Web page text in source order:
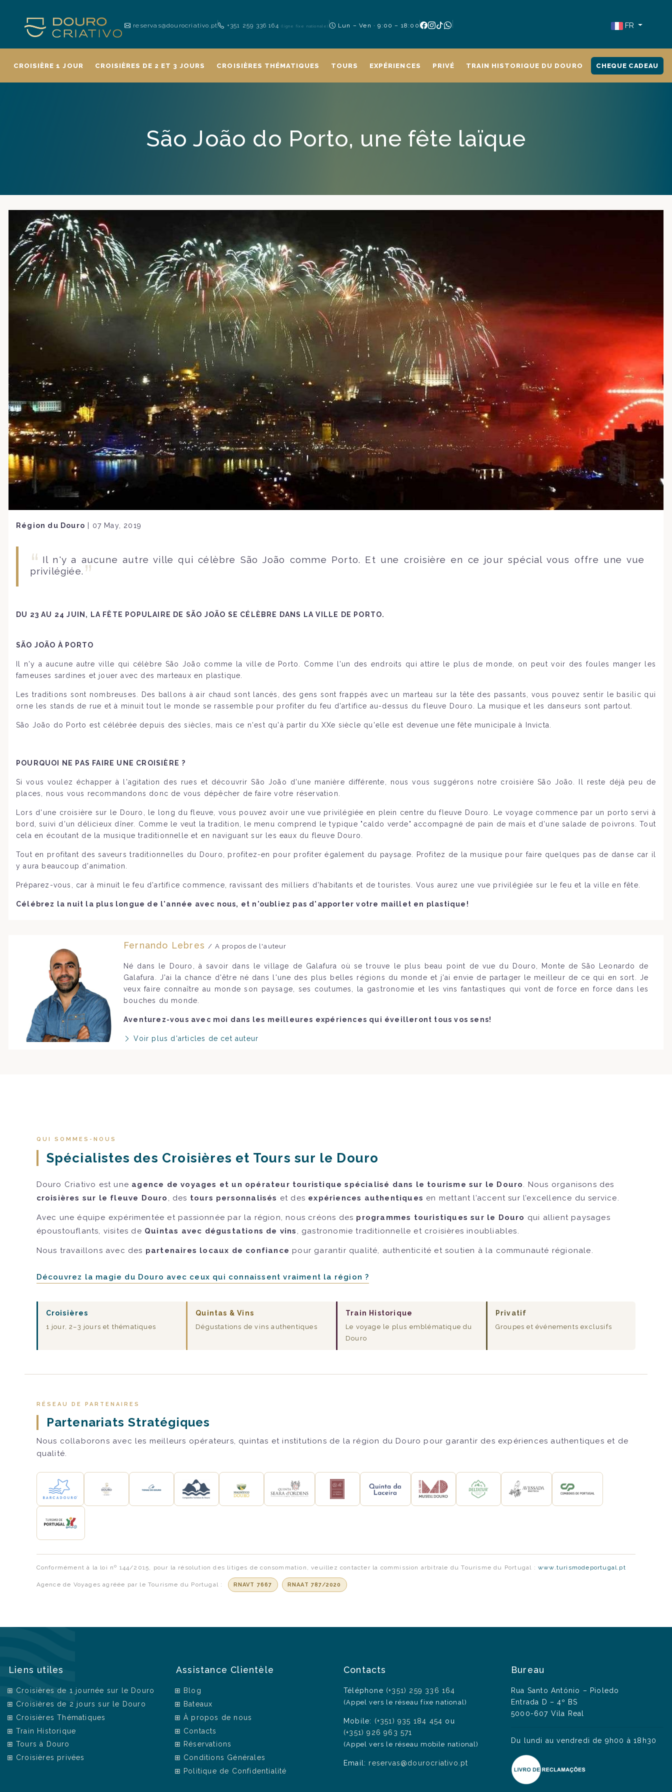
reservas@dourocriativo.pt +351 259 336 164(ligne fixe nationale) Lun – Ven · 9:00 – 18:00 FR
CROISIÈRE 1 JOUR CROISIÈRES DE 2 ET 3 JOURS CROISIÈRES THÉMATIQUES TOURS EXPÉRIENCES PRIVÉ TRAIN HISTORIQUE DU DOURO CHEQUE CADEAU
São João do Porto, une fête laïque
Région du Douro 07 May, 2019
Il n'y a aucune autre ville qui célèbre São João comme Porto. Et une croisière en ce jour spécial vous offre une vue
privilégiée.
DU 23 AU 24 JUIN, LA FÊTE POPULAIRE DE SÃO JOÃO SE CÉLÈBRE DANS LA VILLE DE PORTO.
SÃO JOÃO À PORTO
Il n'y a aucune autre ville qui célèbre São João comme la ville de Porto. Comme l'un des endroits qui attire le plus de monde, on peut voir des foules manger les
fameuses sardines et jouer avec des marteaux en plastique.
Les traditions sont nombreuses. Des ballons à air chaud sont lancés, des gens sont frappés avec un marteau sur la tête des passants, vous pouvez sentir le basilic qui
orne les stands de rue et à minuit tout le monde se rassemble pour profiter du feu d'artifice au-dessus du fleuve Douro. La musique et les danseurs sont partout.
São João do Porto est célébrée depuis des siècles, mais ce n'est qu'à partir du XXe siècle qu'elle est devenue une fête municipale à Invicta.
POURQUOI NE PAS FAIRE UNE CROISIÈRE ?
Si vous voulez échapper à l'agitation des rues et découvrir São João d'une manière différente, nous vous suggérons notre croisière São João. Il reste déjà peu de
places, nous vous recommandons donc de vous dépêcher de faire votre réservation.
Lors d'une croisière sur le Douro, le long du fleuve, vous pouvez avoir une vue privilégiée en plein centre du fleuve Douro. Le voyage commence par un porto servi à
bord, suivi d'un délicieux dîner. Comme le veut la tradition, le menu comprend le typique "caldo verde" accompagné de pain de maïs et d'une salade de poivrons. Tout
cela en écoutant de la musique traditionnelle et en naviguant sur les eaux du fleuve Douro.
Tout en profitant des saveurs traditionnelles du Douro, profitez-en pour profiter également du paysage. Profitez de la musique pour faire quelques pas de danse car il
y aura beaucoup d'animation.
Préparez-vous, car à minuit le feu d'artifice commence, ravissant des milliers d'habitants et de touristes. Vous aurez une vue privilégiée sur le feu et la ville en fête.
Célébrez la nuit la plus longue de l'année avec nous, et n'oubliez pas d'apporter votre maillet en plastique!
Fernando Lebres / A propos de l'auteur
Né dans le Douro, à savoir dans le village de Galafura où se trouve le plus beau point de vue du Douro, Monte de São Leonardo de
Galafura. J'ai la chance d'être né dans l'une des plus belles régions du monde et j'ai envie de partager le meilleur de ce qui en sort. Je
veux faire connaître au monde son paysage, ses coutumes, la gastronomie et les vins fantastiques qui vont de force en force dans les
bouches du monde.
Aventurez-vous avec moi dans les meilleures expériences qui éveilleront tous vos sens!
Voir plus d'articles de cet auteur
QUI SOMMES-NOUS
Spécialistes des Croisières et Tours sur le Douro
Douro Criativo est une agence de voyages et un opérateur touristique spécialisé dans le tourisme sur le Douro. Nous organisons des
croisières sur le fleuve Douro , des tours personnalisés et des expériences authentiques en mettant l’accent sur l’excellence du service.
Avec une équipe expérimentée et passionnée par la région, nous créons des programmes touristiques sur le Douro qui allient paysages
époustouflants, visites de Quintas avec dégustations de vins , gastronomie traditionnelle et croisières inoubliables.
Nous travaillons avec des partenaires locaux de confiance pour garantir qualité, authenticité et soutien à la communauté régionale.
Découvrez la magie du Douro avec ceux qui connaissent vraiment la région ?
Croisières
1 jour, 2–3 jours et thématiques
Quintas & Vins
Dégustations de vins authentiques
Train Historique
Le voyage le plus emblématique du
Douro
Privatif
Groupes et événements exclusifs
RÉSEAU DE PARTENAIRES
Partenariats Stratégiques
Nous collaborons avec les meilleurs opérateurs, quintas et institutions de la région du Douro pour garantir des expériences authentiques et de
qualité.
Conformément à la loi nº 144/2015, pour la résolution des litiges de consommation, veuillez contacter la commission arbitrale du Tourisme du Portugal : www.turismodeportugal.pt
Agence de Voyages agréée par le Tourisme du Portugal : RNAVT 7667 RNAAT 787/2020
Liens utiles
Croisières de 1 journée sur le Douro
Croisières de 2 jours sur le Douro
Croisières Thématiques
Train Historique
Tours à Douro
Croisières privées
Assistance Clientèle
Blog
Bateaux
À propos de nous
Contacts
Réservations
Conditions Générales
Politique de Confidentialité
Contacts
Téléphone (+351) 259 336 164
(Appel vers le réseau fixe national)
Mobile: (+351) 935 184 454 ou
(+351) 926 963 571
(Appel vers le réseau mobile national)
Email: reservas@dourocriativo.pt
Bureau
Rua Santo António – Pioledo
Entrada D – 4º BS
5000-607 Vila Real
Du lundi au vendredi de 9h00 à 18h30